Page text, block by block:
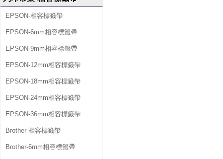
EPSON-相容標籤帶
EPSON-6mm相容標籤帶
EPSON-9mm相容標籤帶
EPSON-12mm相容標籤帶
EPSON-18mm相容標籤帶
EPSON-24mm相容標籤帶
EPSON-36mm相容標籤帶
Brother-相容標籤帶
Brother-6mm相容標籤帶